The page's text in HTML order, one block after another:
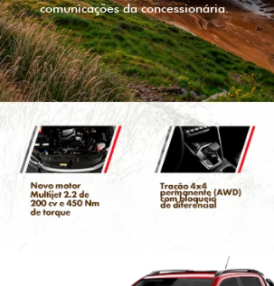
comunicações da concessionária.
ENTRAR EM CONTATO
VISUALIZE O
VEÍCULO EM
360°